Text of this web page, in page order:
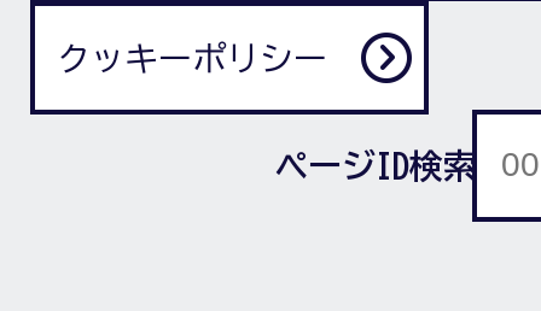
クッキーポリシー
ページID検索